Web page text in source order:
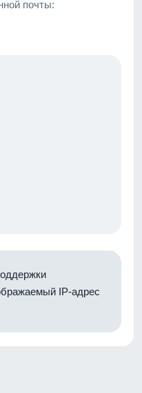
почты:
IP-адрес